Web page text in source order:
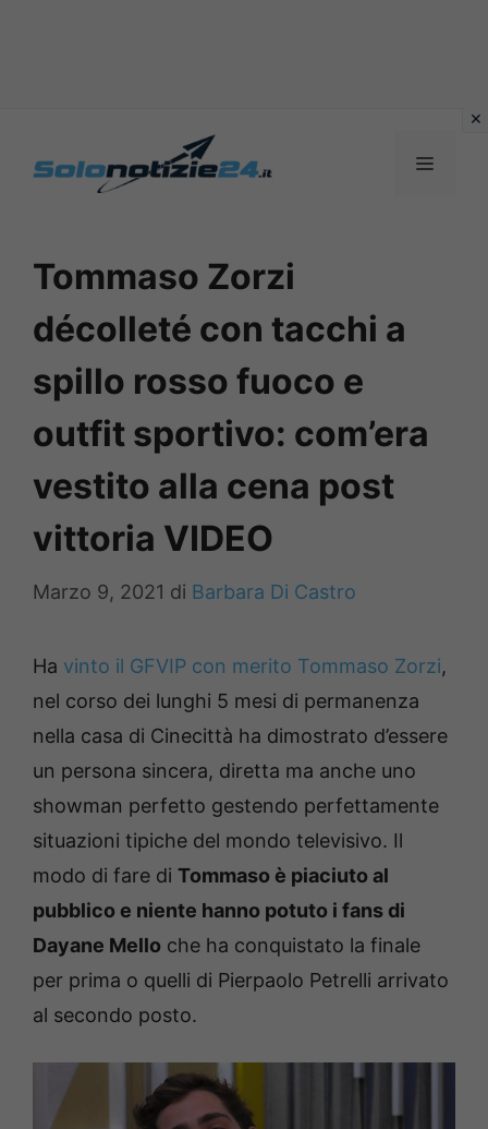
MENU
Tommaso Zorzi
décolleté con tacchi a
spillo rosso fuoco e
outfit sportivo: com’era
vestito alla cena post
vittoria VIDEO
Marzo 9, 2021 di Barbara Di Castro
Ha vinto il GFVIP con merito Tommaso Zorzi,
nel corso dei lunghi 5 mesi di permanenza
nella casa di Cinecittà ha dimostrato d’essere
un persona sincera, diretta ma anche uno
showman perfetto gestendo perfettamente
situazioni tipiche del mondo televisivo. Il
modo di fare di Tommaso è piaciuto al
pubblico e niente hanno potuto i fans di
Dayane Mello che ha conquistato la finale
per prima o quelli di Pierpaolo Petrelli arrivato
al secondo posto.